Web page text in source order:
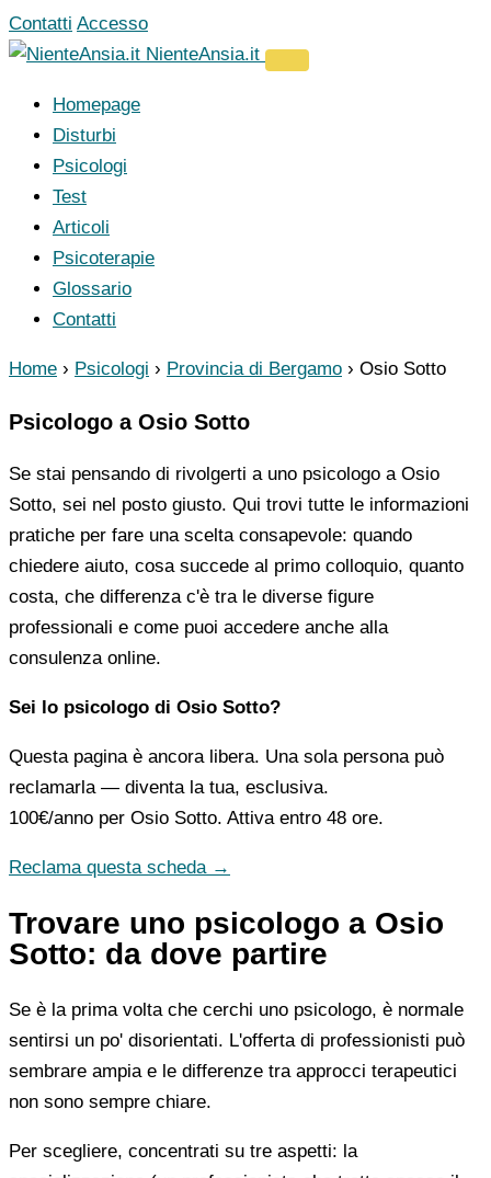
Vai
al
Contatti Accesso
NienteAnsia.it
Homepage
Disturbi
Psicologi
Test
Articoli
Psicoterapie
Glossario
Contatti
Home › Psicologi › Provincia di Bergamo › Osio Sotto
Psicologo a Osio Sotto
Se stai pensando di rivolgerti a uno psicologo a Osio
Sotto, sei nel posto giusto. Qui trovi tutte le informazioni
pratiche per fare una scelta consapevole: quando
chiedere aiuto, cosa succede al primo colloquio, quanto
costa, che differenza c'è tra le diverse figure
professionali e come puoi accedere anche alla
consulenza online.
Sei lo psicologo di Osio Sotto?
Questa pagina è ancora libera. Una sola persona può
reclamarla — diventa la tua, esclusiva.
100€/anno per Osio Sotto. Attiva entro 48 ore.
Reclama questa scheda →
Trovare uno psicologo a Osio
Sotto: da dove partire
Se è la prima volta che cerchi uno psicologo, è normale
sentirsi un po' disorientati. L'offerta di professionisti può
sembrare ampia e le differenze tra approcci terapeutici
non sono sempre chiare.
Per scegliere, concentrati su tre aspetti: la